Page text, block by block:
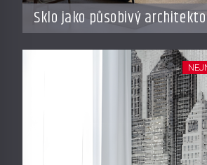
Sklo jako působivý
materiál